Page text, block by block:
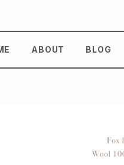
ABOUT BLOG